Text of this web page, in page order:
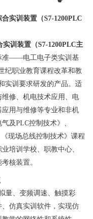
实训装置（S7-1200PLC
训装置（S7-1200PLC主
准——电工电子类实训基
纪职业教育课程改革和教
实训要求研发的产品。适
修、机电技术应用、电
用与维修等专业和非机
及PLC控制技术》、
现场总线控制技术》课程
培训学校、职教中心、
核装置。
量、变频调速、触摸彩
仿真实训软件，实现仿